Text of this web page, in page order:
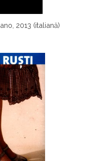
2013 (italiană)